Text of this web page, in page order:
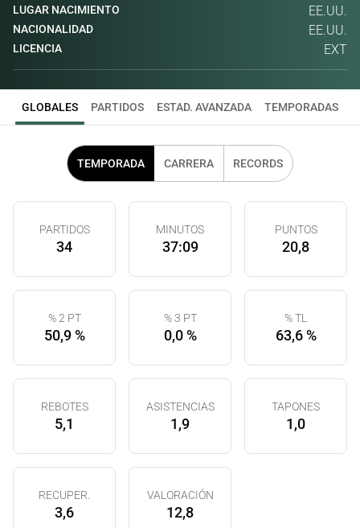
LUGAR NACIMIENTO EE.UU.
NACIONALIDAD EE.UU.
LICENCIA EXT
GLOBALES PARTIDOS ESTAD. AVANZADA TEMPORADAS
TEMPORADA CARRERA RECORDS
PARTIDOS
34
MINUTOS
37:09
PUNTOS
20,8
% 2 PT
50,9 %
% 3 PT
0,0 %
% TL
63,6 %
REBOTES
5,1
ASISTENCIAS
1,9
TAPONES
1,0
RECUPER.
3,6
VALORACIÓN
12,8